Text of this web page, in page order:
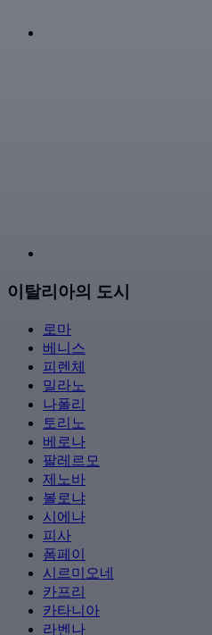
이탈리아의 도시
로마
베니스
피렌체
밀라노
나폴리
토리노
베로나
팔레르모
제노바
볼로냐
시에나
피사
폼페이
시르미오네
카프리
카타니아
라벤나